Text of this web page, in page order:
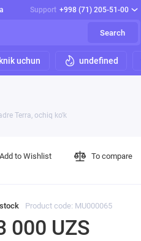
Support +998 (71) 205-51-00
Search
uchun undefined
Terra, ochiq ko'k
Product code: MU000065
000 UZS
Add to Wishlist To compare